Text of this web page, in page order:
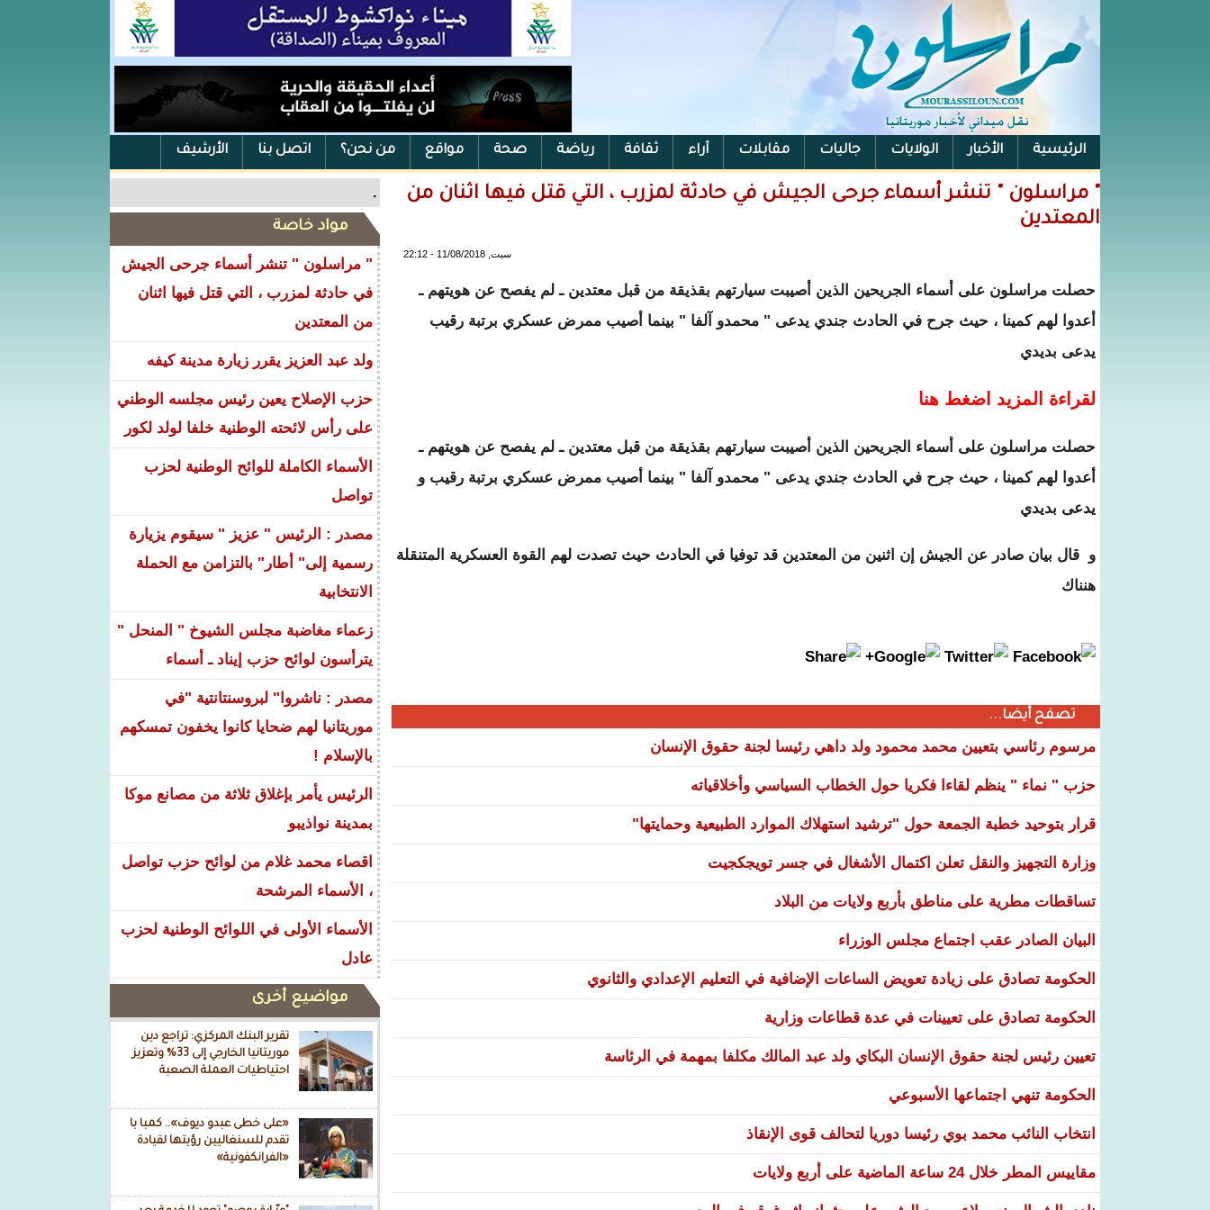
الرئيسية الأخبار الولايات جاليات مقابلات آراء ثقافة رياضة صحة مواقع من نحن؟ اتصل بنا الأرشيف
الفيس بوك .
مواد خاصة
" مراسلون " تنشر أسماء جرحى الجيش
في حادثة لمزرب ، التي قتل فيها اثنان
من المعتدين
ولد عبد العزيز يقرر زيارة مدينة كيفه
حزب الإصلاح يعين رئيس مجلسه الوطني
على رأس لائحته الوطنية خلفا لولد لكور
الأسماء الكاملة للوائح الوطنية لحزب
تواصل
مصدر : الرئيس " عزيز " سيقوم يزيارة
رسمية إلى" أطار" بالتزامن مع الحملة
الانتخابية
زعماء مغاضبة مجلس الشيوخ " المنحل "
يترأسون لوائح حزب إيناد ـ أسماء
مصدر : ناشروا" لبروسنتانتية "في
موريتانيا لهم ضحايا كانوا يخفون تمسكهم
بالإسلام !
الرئيس يأمر بإغلاق ثلاثة من مصانع موكا
بمدينة نواذيبو
اقصاء محمد غلام من لوائح حزب تواصل
، الأسماء المرشحة
الأسماء الأولى في اللوائح الوطنية لحزب
عادل
مواضيع أخرى
تقرير البنك المركزي: تراجع دين
موريتانيا الخارجي إلى 33% وتعزيز
احتياطيات العملة الصعبة
«على خطى عبدو ديوف».. كمبا با
تقدم للسنغاليين رؤيتها لقيادة
«الفرانكفونية»
" مراسلون " تنشر أسماء جرحى الجيش في حادثة لمزرب ، التي قتل فيها اثنان من
المعتدين
سبت, 11/08/2018 - 22:12
حصلت مراسلون على أسماء الجريحين الذين أصيبت سيارتهم بقذيقة من قبل معتدين ـ لم يفصح عن هويتهم ـ
أعدوا لهم كمينا ، حيث جرح في الحادث جندي يدعى " محمدو آلفا " بينما أصيب ممرض عسكري برتبة رقيب
يدعى بديدي
لقراءة المزيد اضغط هنا
حصلت مراسلون على أسماء الجريحين الذين أصيبت سيارتهم بقذيقة من قبل معتدين ـ لم يفصح عن هويتهم ـ
أعدوا لهم كمينا ، حيث جرح في الحادث جندي يدعى " محمدو آلفا " بينما أصيب ممرض عسكري برتبة رقيب و
يدعى بديدي
و قال بيان صادر عن الجيش إن اثنين من المعتدين قد توفيا في الحادث حيث تصدت لهم القوة العسكرية المتنقلة
هنناك
تصفح أيضا...
مرسوم رئاسي بتعيين محمد محمود ولد داهي رئيسا لجنة حقوق الإنسان
حزب " نماء " ينظم لقاءا فكريا حول الخطاب السياسي وأخلاقياته
قرار بتوحيد خطبة الجمعة حول "ترشيد استهلاك الموارد الطبيعية وحمايتها"
وزارة التجهيز والنقل تعلن اكتمال الأشغال في جسر تويجكجيت
تساقطات مطرية على مناطق بأربع ولايات من البلاد
البيان الصادر عقب اجتماع مجلس الوزراء
الحكومة تصادق على زيادة تعويض الساعات الإضافية في التعليم الإعدادي والثانوي
الحكومة تصادق على تعيينات في عدة قطاعات وزارية
تعيين رئيس لجنة حقوق الإنسان البكاي ولد عبد المالك مكلفا بمهمة في الرئاسة
الحكومة تنهي اجتماعها الأسبوعي
انتخاب النائب محمد بوي رئيسا دوريا لتحالف قوى الإنقاذ
مقاييس المطر خلال 24 ساعة الماضية على أربع ولايات